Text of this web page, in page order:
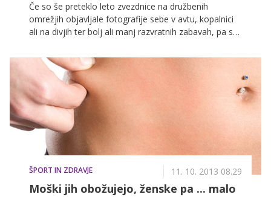
Če so še preteklo leto zvezdnice na družbenih
omrežjih objavljale fotografije sebe v avtu, kopalnici
ali na divjih ter bolj ali manj razvratnih zabavah, pa se
drugo smer. Miranda Kerr, Bar Rafaeli, Gisele
Bundchen in Heidi Klum so le nekatere predstavnice
sveta znanih in bogatih, ki so v zadnjih tednih na
svojih profilih Twitter in Instagram objavile fotografije,
na katerih telovadijo, se zdravo prehranjujejo ali
razkazujejo svoje mišičasto telo. Postale so torej
prave 'Healthies'.
ŠPORT IN ZDRAVJE 11. 10. 2013 08.29
Moški jih obožujejo, ženske pa ... malo